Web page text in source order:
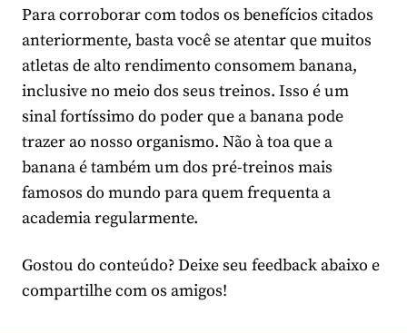
Para corroborar com todos os benefícios citados
anteriormente, basta você se atentar que muitos
atletas de alto rendimento consomem banana,
inclusive no meio dos seus treinos. Isso é um
sinal fortíssimo do poder que a banana pode
trazer ao nosso organismo. Não à toa que a
banana é também um dos pré-treinos mais
famosos do mundo para quem frequenta a
academia regularmente.
Gostou do conteúdo? Deixe seu feedback abaixo e
compartilhe com os amigos!